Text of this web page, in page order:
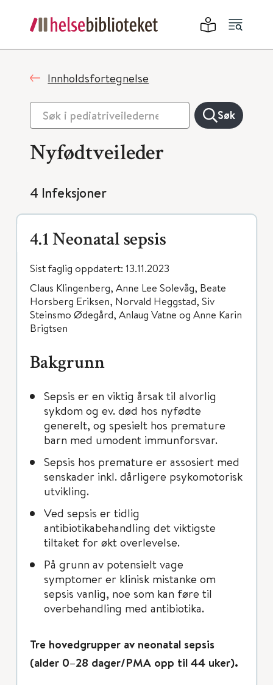
Innholdsfortegnelse
Søk
Nyfødtveileder
4 Infeksjoner
4.1 Neonatal sepsis
Sist faglig oppdatert: 13.11.2023
Claus Klingenberg, Anne Lee Solevåg, Beate
Horsberg Eriksen, Norvald Heggstad, Siv
Steinsmo Ødegård, Anlaug Vatne og Anne Karin
Brigtsen
Bakgrunn
Sepsis er en viktig årsak til alvorlig
sykdom og ev. død hos nyfødte
generelt, og spesielt hos premature
barn med umodent immunforsvar.
Sepsis hos premature er assosiert med
senskader inkl. dårligere psykomotorisk
utvikling.
Ved sepsis er tidlig
antibiotikabehandling det viktigste
tiltaket for økt overlevelse.
På grunn av potensielt vage
symptomer er klinisk mistanke om
sepsis vanlig, noe som kan føre til
overbehandling med antibiotika.
Tre hovedgrupper av neonatal sepsis
(alder 0–28 dager/PMA opp til 44 uker).